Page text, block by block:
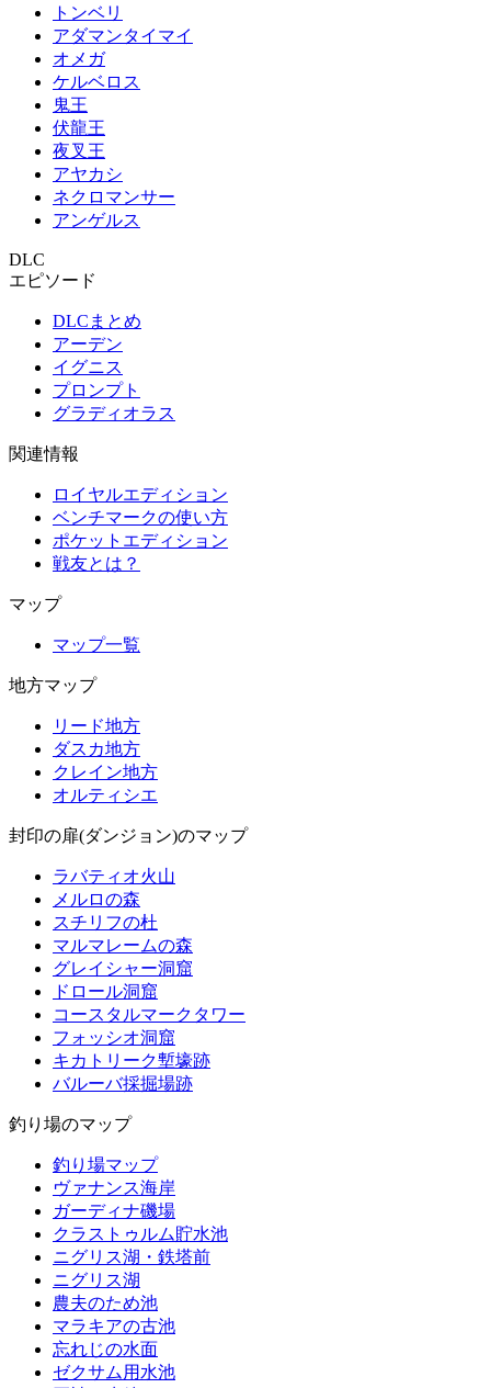
トンベリ
アダマンタイマイ
オメガ
ケルベロス
鬼王
伏龍王
夜叉王
アヤカシ
ネクロマンサー
アンゲルス
DLC
エピソード
DLCまとめ
アーデン
イグニス
プロンプト
グラディオラス
関連情報
ロイヤルエディション
ベンチマークの使い方
ポケットエディション
戦友とは？
マップ
マップ一覧
地方マップ
リード地方
ダスカ地方
クレイン地方
オルティシエ
封印の扉(ダンジョン)のマップ
ラバティオ火山
メルロの森
スチリフの杜
マルマレームの森
グレイシャー洞窟
ドロール洞窟
コースタルマークタワー
フォッシオ洞窟
キカトリーク塹壕跡
バルーバ採掘場跡
釣り場のマップ
釣り場マップ
ヴァナンス海岸
ガーディナ磯場
クラストゥルム貯水池
ニグリス湖・鉄塔前
ニグリス湖
農夫のため池
マラキアの古池
忘れじの水面
ゼクサム用水池